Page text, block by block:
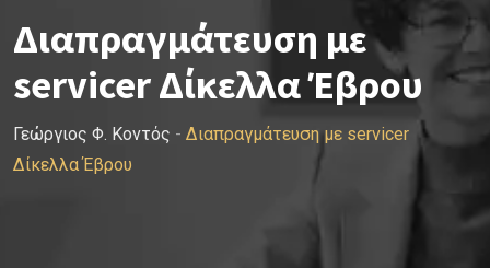
Διαπραγμάτευση με
servicer Δίκελλα Έβρου
Γεώργιος Φ. Κοντός - Διαπραγμάτευση με servicer
Δίκελλα Έβρου